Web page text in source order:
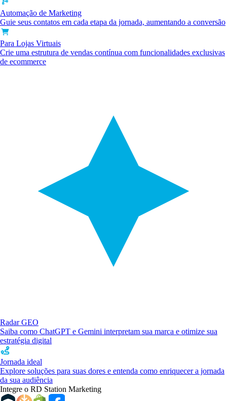
Automação de Marketing
Guie seus contatos em cada etapa da jornada, aumentando a conversão
Para Lojas Virtuais
Crie uma estrutura de vendas contínua com funcionalidades exclusivas
de ecommerce
Radar GEO
Saiba como ChatGPT e Gemini interpretam sua marca e otimize sua
estratégia digital
Jornada ideal
Explore soluções para suas dores e entenda como enriquecer a jornada
da sua audiência
Integre o RD Station Marketing